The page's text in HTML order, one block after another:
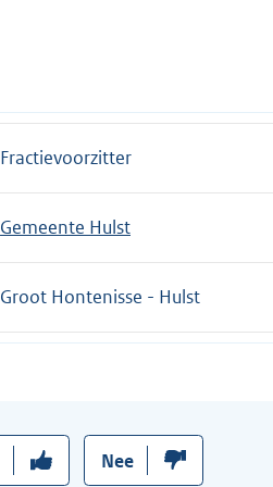
Fractievoorzitter
Gemeente Hulst
Groot Hontenisse - Hulst
Nee